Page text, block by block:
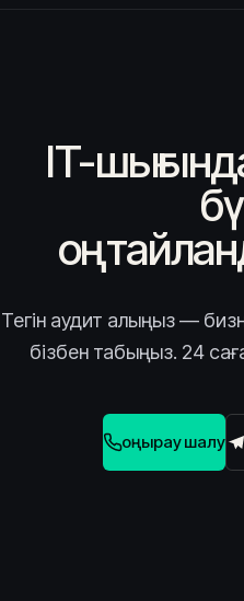
IT-
Тегін аудит алыңыз —
бізбен табыңыз. 24
Қоңырау шалу